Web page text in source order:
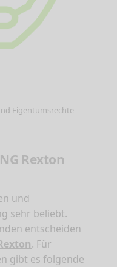
Eigentumsrechte
Rexton
und
sehr beliebt.
entscheiden
. Für
gibt es folgende